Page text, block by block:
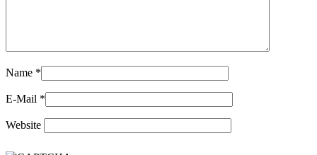
Name *
E-Mail *
Website